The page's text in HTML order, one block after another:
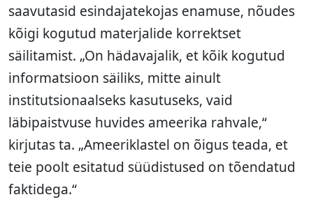
saavutasid esindajatekojas enamuse, nõudes
kõigi kogutud materjalide korrektset
säilitamist. „On hädavajalik, et kõik kogutud
informatsioon säiliks, mitte ainult
institutsionaalseks kasutuseks, vaid
läbipaistvuse huvides ameerika rahvale,“
kirjutas ta. „Ameeriklastel on õigus teada, et
teie poolt esitatud süüdistused on tõendatud
faktidega.“